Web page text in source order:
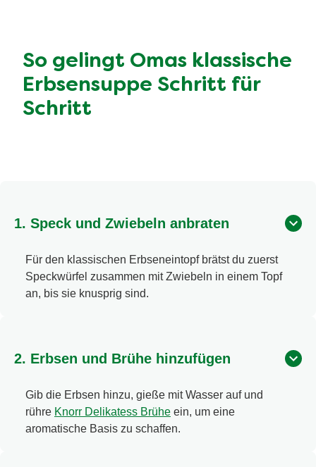
So gelingt Omas klassische
Erbsensuppe Schritt für
Schritt
1. Speck und Zwiebeln anbraten
Für den klassischen Erbseneintopf brätst du zuerst
Speckwürfel zusammen mit Zwiebeln in einem Topf
an, bis sie knusprig sind.
2. Erbsen und Brühe hinzufügen
Gib die Erbsen hinzu, gieße mit Wasser auf und
rühre Knorr Delikatess Brühe ein, um eine
aromatische Basis zu schaffen.